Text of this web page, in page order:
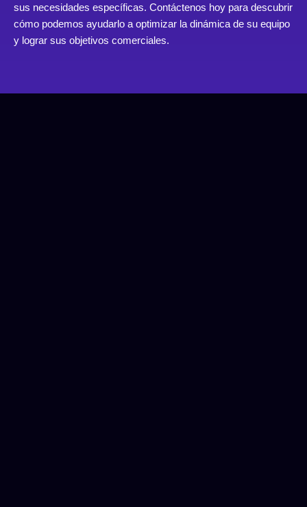
sus necesidades específicas. Contáctenos hoy para descubrir
cómo podemos ayudarlo a optimizar la dinámica de su equipo
y lograr sus objetivos comerciales.